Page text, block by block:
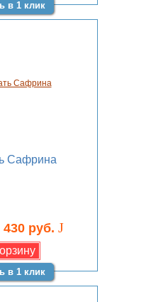
в 1 клик
Сафрина
430 руб. J
в 1 клик